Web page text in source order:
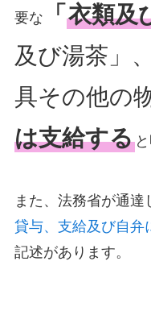
要な 「 衣類及
及び湯茶」
具その他の
は支給する
また、法務省が通達
貸与、支給及び自弁
記述があります。